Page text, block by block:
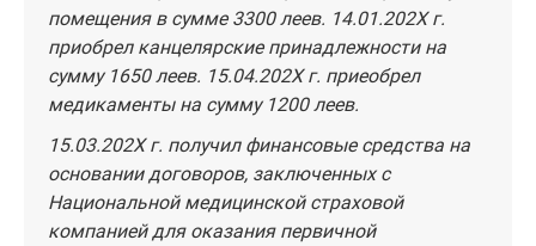
помещения в сумме 3300 леев. 14.01.202X г.
приобрел канцелярские принадлежности на
сумму 1650 леев. 15.04.202X г. приеобрел
медикаменты на сумму 1200 леев.
15.03.202X г. получил финансовые средства на
основании договоров, заключенных с
Национальной медицинской страховой
компанией для оказания первичной